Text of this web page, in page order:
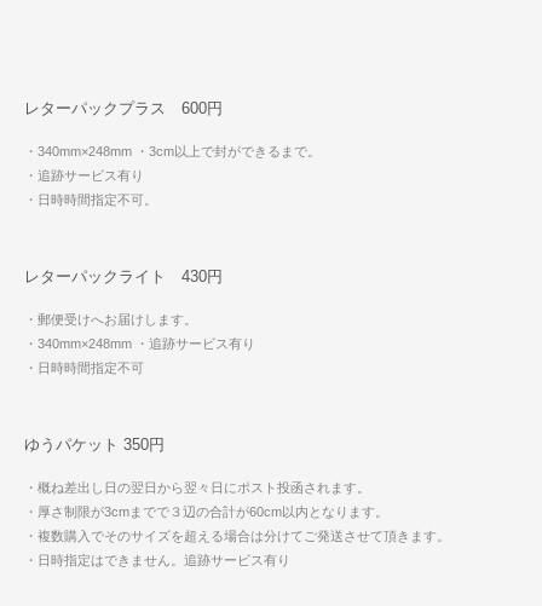
レターパックプラス 600円
・340mm×248mm ・3cm以上で封ができるまで。
・追跡サービス有り
・日時時間指定不可。
レターパックライト 430円
・郵便受けへお届けします。
・340mm×248mm ・追跡サービス有り
・日時時間指定不可
ゆうパケット 350円
・概ね差出し日の翌日から翌々日にポスト投函されます。
・厚さ制限が3cmまでで３辺の合計が60cm以内となります。
・複数購入でそのサイズを超える場合は分けてご発送させて頂きます。
・日時指定はできません。追跡サービス有り